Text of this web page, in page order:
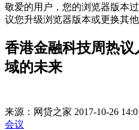
敬爱的用户，您的浏览器版本
议您升级浏览器版本或更换其他
香港金融科技周热
域的未来
来源： 网贷之家 2017-10-26
会议